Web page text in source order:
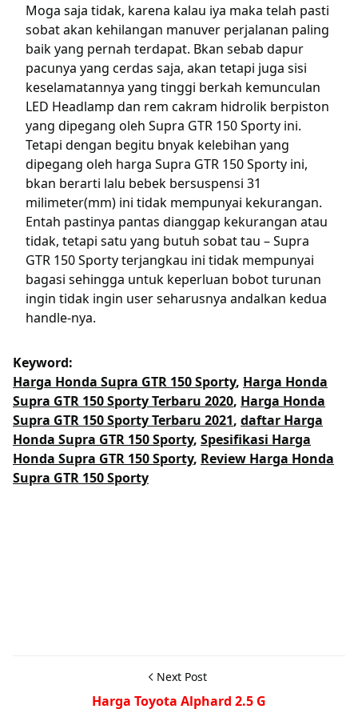
Moga saja tidak, karena kalau iya maka telah pasti
sobat akan kehilangan manuver perjalanan paling
baik yang pernah terdapat. Bkan sebab dapur
pacunya yang cerdas saja, akan tetapi juga sisi
keselamatannya yang tinggi berkah kemunculan
LED Headlamp dan rem cakram hidrolik berpiston
yang dipegang oleh Supra GTR 150 Sporty ini.
Tetapi dengan begitu bnyak kelebihan yang
dipegang oleh harga Supra GTR 150 Sporty ini,
bkan berarti lalu bebek bersuspensi 31
milimeter(mm) ini tidak mempunyai kekurangan.
Entah pastinya pantas dianggap kekurangan atau
tidak, tetapi satu yang butuh sobat tau – Supra
GTR 150 Sporty terjangkau ini tidak mempunyai
bagasi sehingga untuk keperluan bobot turunan
ingin tidak ingin user seharusnya andalkan kedua
handle-nya.
Keyword:
Harga Honda Supra GTR 150 Sporty, Harga Honda
Supra GTR 150 Sporty Terbaru 2020, Harga Honda
Supra GTR 150 Sporty Terbaru 2021, daftar Harga
Honda Supra GTR 150 Sporty, Spesifikasi Harga
Honda Supra GTR 150 Sporty, Review Harga Honda
Supra GTR 150 Sporty
Next Post
Harga Toyota Alphard 2.5 G